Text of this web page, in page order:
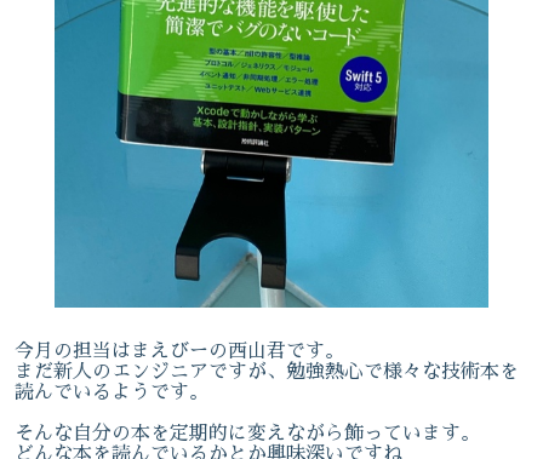
今月の担当はまえびーの西山君です。
まだ新人のエンジニアですが、勉強熱心で様々な技術本を
読んでいるようです。
そんな自分の本を定期的に変えながら飾っています。
どんな本を読んでいるかとか興味深いですね